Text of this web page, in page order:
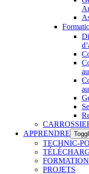
APPRENDRE
TECHNIC-
PROJETS